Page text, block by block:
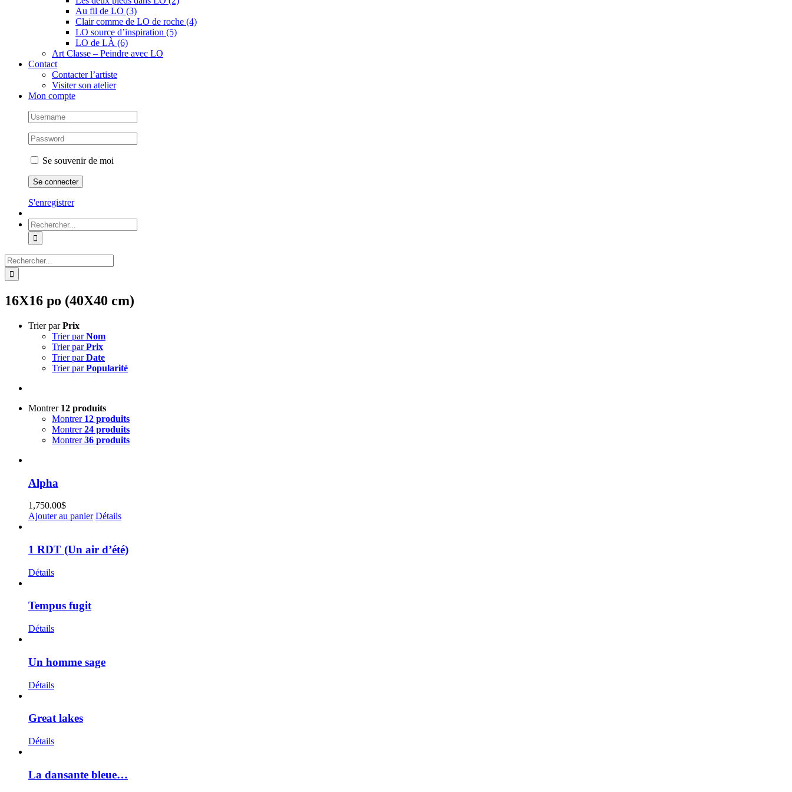
Au fil de LO (3)
Clair comme de LO de roche (4)
LO source d’inspiration (5)
LO de LÀ (6)
Art Classe – Peindre avec LO
Contact
Contacter l’artiste
Visiter son atelier
Mon compte
Se souvenir de moi
S'enregistrer
Rechercher:
Rechercher:
16X16 po (40X40 cm)
Trier parPrix
Trier parNom
Trier parPrix
Trier parDate
Trier parPopularité
Montrer 12 produits
Montrer 12 produits
Montrer24 produits
Montrer36 produits
Alpha
1,750.00$
Ajouter au panier Détails
1 RDT (Un air d’été)
Détails
Tempus fugit
Détails
Un homme sage
Détails
Great lakes
Détails
La dansante bleue…